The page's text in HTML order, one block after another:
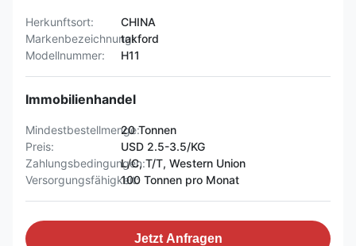
Herkunftsort:
CHINA
Markenbezeichnung:takford
Modellnummer:
H11
Immobilienhandel
Mindestbestellmenge:20 Tonnen
Preis:
USD 2.5-3.5/KG
Zahlungsbedingungen:L/C, T/T, Western Union
Versorgungsfähigkeit:100 Tonnen pro Monat
Jetzt Anfragen